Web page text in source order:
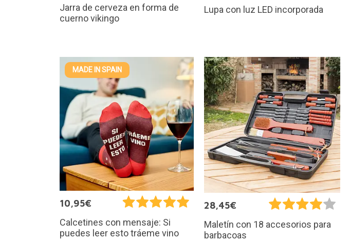
Jarra de cerveza en forma de
cuerno vikingo
Lupa con luz LED incorporada
MADE IN SPAIN
10,95€
Calcetines con mensaje: Si
puedes leer esto tráeme vino
28,45€
Maletín con 18 accesorios para
barbacoas